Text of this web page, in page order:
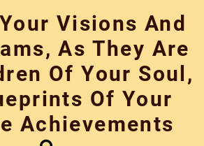
Visions And
As They Are
Of Your Soul,
Of Your
Achievements